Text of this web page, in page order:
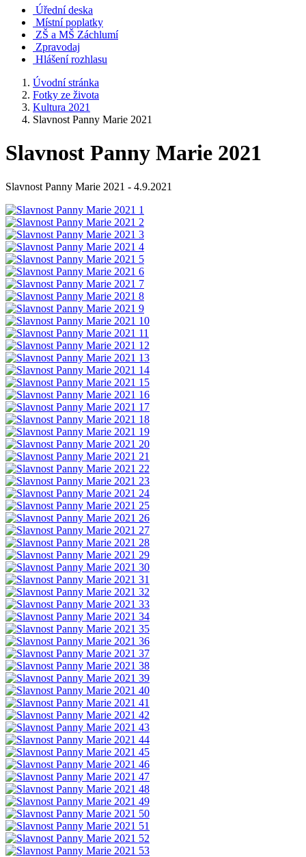
Úřední deska
Místní poplatky
ZŠ a MŠ Záchlumí
Zpravodaj
Hlášení rozhlasu
Úvodní stránka
Fotky ze života
Kultura 2021
Slavnost Panny Marie 2021
Slavnost Panny Marie 2021
Slavnost Panny Marie 2021 - 4.9.2021